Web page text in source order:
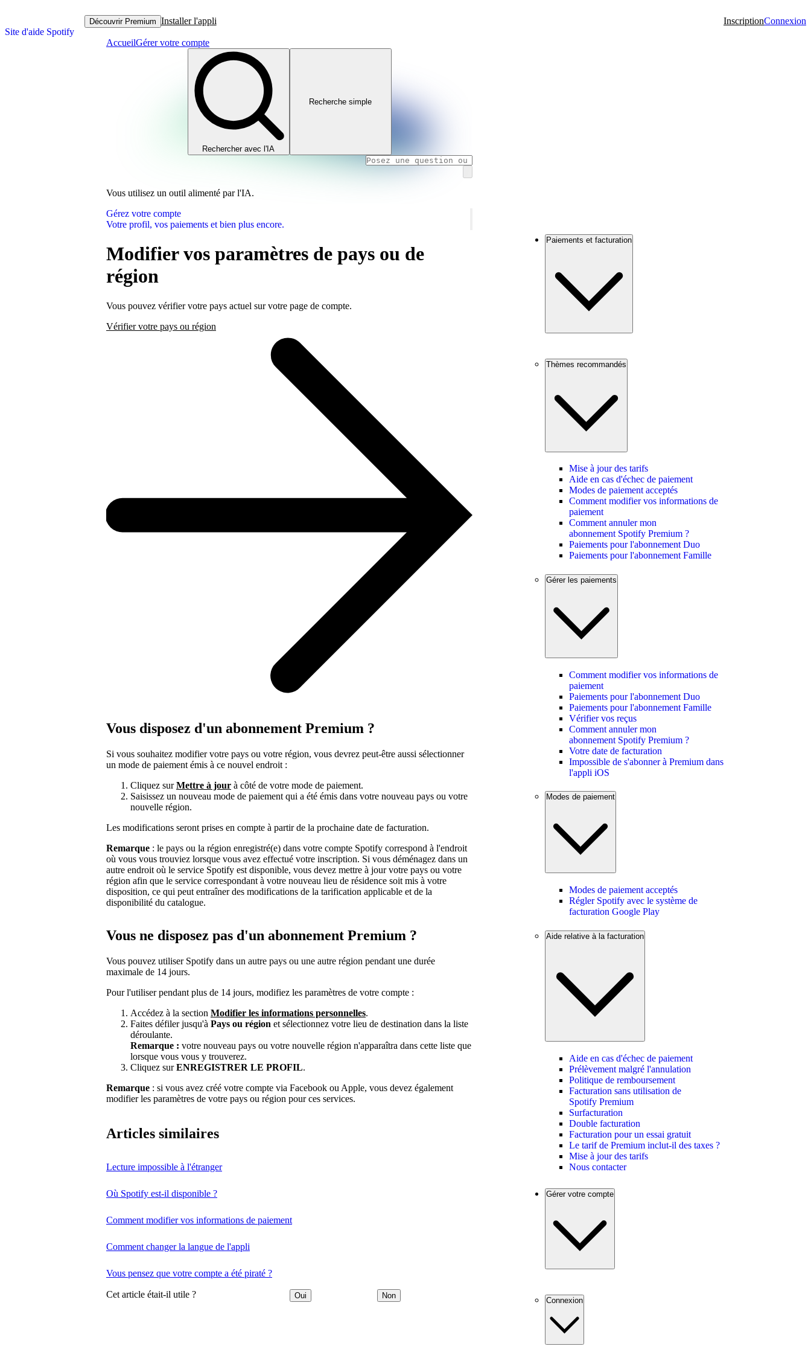
Site d'aide Spotify
Découvrir Premium Installer l'appli InscriptionConnexion
AccueilGérer votre compte
Rechercher avec l'IA
Recherche simple
Vous utilisez un outil alimenté par l'IA.
Gérez votre compte
Votre profil, vos paiements et bien plus encore.
Modifier vos paramètres de pays ou de
région
Vous pouvez vérifier votre pays actuel sur votre page de compte.
Vérifier votre pays ou région
Vous disposez d'un abonnement Premium ?
Si vous souhaitez modifier votre pays ou votre région, vous devrez peut-être aussi sélectionner
un mode de paiement émis à ce nouvel endroit :
Cliquez surMettre à jour à côté de votre mode de paiement.
Saisissez un nouveau mode de paiement qui a été émis dans votre nouveau pays ou votre
nouvelle région.
Les modifications seront prises en compte à partir de la prochaine date de facturation.
Remarque : le pays ou la région enregistré(e) dans votre compte Spotify correspond à l'endroit
où vous vous trouviez lorsque vous avez effectué votre inscription. Si vous déménagez dans un
autre endroit où le service Spotify est disponible, vous devez mettre à jour votre pays ou votre
région afin que le service correspondant à votre nouveau lieu de résidence soit mis à votre
disposition, ce qui peut entraîner des modifications de la tarification applicable et de la
disponibilité du catalogue.
Vous ne disposez pas d'un abonnement Premium ?
Vous pouvez utiliser Spotify dans un autre pays ou une autre région pendant une durée
maximale de 14 jours.
Pour l'utiliser pendant plus de 14 jours, modifiez les paramètres de votre compte :
Accédez à la section Modifier les informations personnelles.
Faites défiler jusqu'à Pays ou région et sélectionnez votre lieu de destination dans la liste
déroulante.
Remarque : votre nouveau pays ou votre nouvelle région n'apparaîtra dans cette liste que
lorsque vous vous y trouverez.
Cliquez surENREGISTRER LE PROFIL.
Remarque : si vous avez créé votre compte via Facebook ou Apple, vous devez également
modifier les paramètres de votre pays ou région pour ces services.
Articles similaires
Lecture impossible à l'étranger
Où Spotify est-il disponible ?
Comment modifier vos informations de paiement
Comment changer la langue de l'appli
Vous pensez que votre compte a été piraté ?
Cet article était-il utile ? Oui Non
Paiements et facturation
Thèmes recommandés
Mise à jour des tarifs
Aide en cas d'échec de paiement
Modes de paiement acceptés
Comment modifier vos informations de
paiement
Comment annuler mon
abonnement Spotify Premium ?
Paiements pour l'abonnement Duo
Paiements pour l'abonnement Famille
Gérer les paiements
Comment modifier vos informations de
paiement
Paiements pour l'abonnement Duo
Paiements pour l'abonnement Famille
Vérifier vos reçus
Comment annuler mon
abonnement Spotify Premium ?
Votre date de facturation
Impossible de s'abonner à Premium dans
l'appli iOS
Modes de paiement
Modes de paiement acceptés
Régler Spotify avec le système de
facturation Google Play
Aide relative à la facturation
Aide en cas d'échec de paiement
Prélèvement malgré l'annulation
Politique de remboursement
Facturation sans utilisation de
Spotify Premium
Surfacturation
Double facturation
Facturation pour un essai gratuit
Le tarif de Premium inclut-il des taxes ?
Mise à jour des tarifs
Nous contacter
Gérer votre compte
Connexion